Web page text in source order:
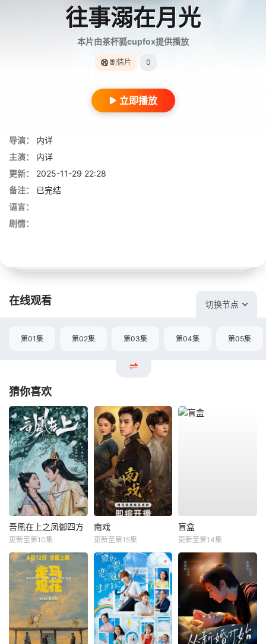
往事溺在月光
本片由茶杯狐cupfox提供播放
剧情片 0
立即播放
导演：
内详
主演：
内详
更新：
2025-11-29 22:28
备注：
已完结
语言：
剧情：
在线观看 切换节点
第01集 第02集 第03集 第04集 第05集
猜你喜欢
吾凰在上之凤御四方
更新至第10集
南戏
更新至第15集
盲盒
更新至第14集